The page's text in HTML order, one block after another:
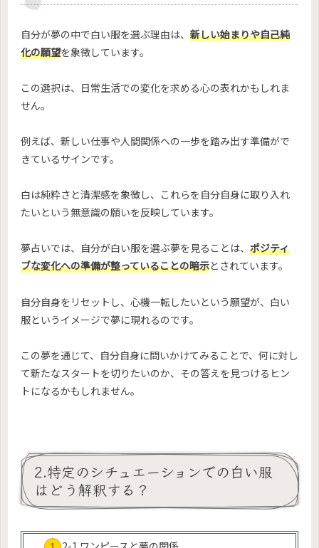
自分が夢の中で白い服を選ぶ理由は、 新しい始まりや自己純
化の願望を象徴しています。
この選択は、日常生活での変化を求める心の表れかもしれま
せん。
例えば、新しい仕事や人間関係への一歩を踏み出す準備がで
きているサインです。
白は純粋さと清潔感を象徴し、これらを自分自身に取り入れ
たいという無意識の願いを反映しています。
夢占いでは、自分が白い服を選ぶ夢を見ることは、 ポジティ
ブな変化への準備が整っていることの暗示とされています。
自分自身をリセットし、心機一転したいという願望が、白い
服というイメージで夢に現れるのです。
この夢を通じて、自分自身に問いかけてみることで、何に対し
て新たなスタートを切りたいのか、その答えを見つけるヒン
トになるかもしれません。
2.特定のシチュエーションでの白い服
はどう解釈する？